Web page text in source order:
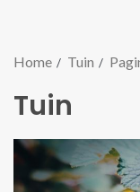
Home Tuin
Tuin